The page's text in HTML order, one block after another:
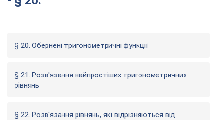
§ 20. Обернені тригонометричні функції
§ 21. Розв'язання найпростіших тригонометричних
рівнянь
§ 22. Розв'язання рівнянь, які відрізняються від